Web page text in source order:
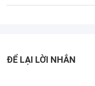
ĐỂ LẠI LỜI NHẮN